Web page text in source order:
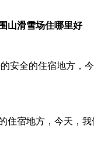
山滑雪场住哪里好
安全的住宿地方，
宿地方，今天，我